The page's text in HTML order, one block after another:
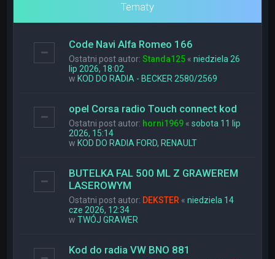
Tematy
Code Navi Alfa Romeo 166
Ostatni post autor:Standa125 «niedziela 26
lip 2026, 18:02
w KOD DO RADIA - BECKER 2580/2569
opel Corsa radio Touch connect kod
Ostatni post autor: horni1969 «sobota 11 lip
2026, 15:14
w KOD DO RADIA FORD, RENAULT
BUTELKA FAL 500 ML Z GRAWEREM
LASEROWYM
Ostatni post autor: DEKSTER «niedziela 14
cze 2026, 12:34
wTWÓJ GRAWER
Kod do radia VW BNO 881